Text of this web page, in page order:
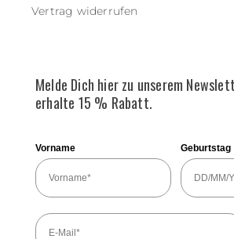
Vertrag widerrufen
Melde Dich hier zu unserem
erhalte 15 % Rabatt.
Vorname Geburtstag